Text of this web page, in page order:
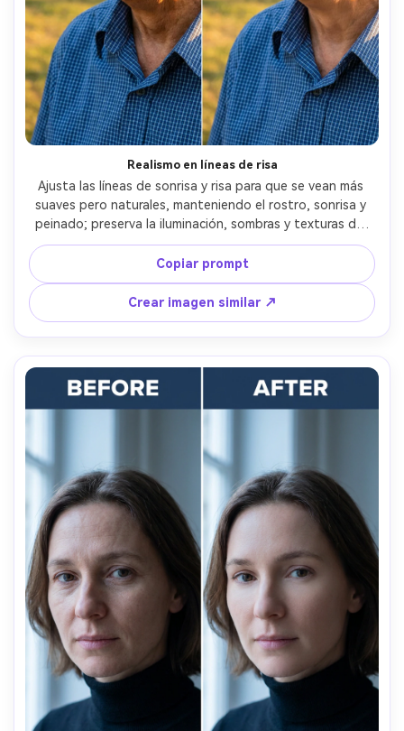
Realismo en líneas de risa
Ajusta las líneas de sonrisa y risa para que se vean más
suaves pero naturales, manteniendo el rostro, sonrisa y
peinado; preserva la iluminación, sombras y texturas del
atuendo como tejido o denim para que la edición sea
creíble, preservando la textura de la tela --ar 4:5
Copiar prompt
Crear imagen similar ↗